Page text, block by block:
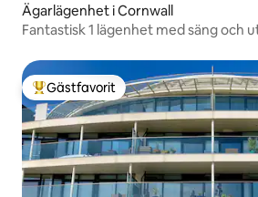
Ägarlägenhet i Cornwall
Fantastisk 1 lägenhet med säng och
Populär gästfavorit
Gästfavorit